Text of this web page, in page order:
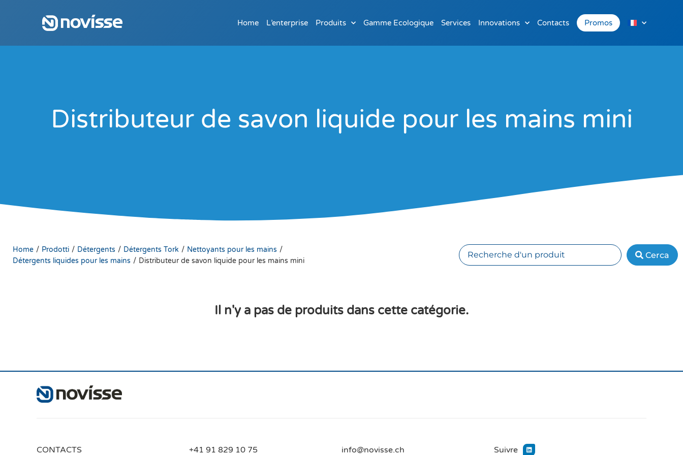
Home L’enterprise Produits Gamme Ecologique Services Innovations Contacts Promos
Distributeur de savon liquide pour les mains mini
Home / Prodotti / Détergents / Détergents Tork / Nettoyants pour les mains /
Détergents liquides pour les mains / Distributeur de savon liquide pour les mains mini
Cerca
Il n'y a pas de produits dans cette catégorie.
CONTACTS +41 91 829 10 75 info@novisse.ch Suivre